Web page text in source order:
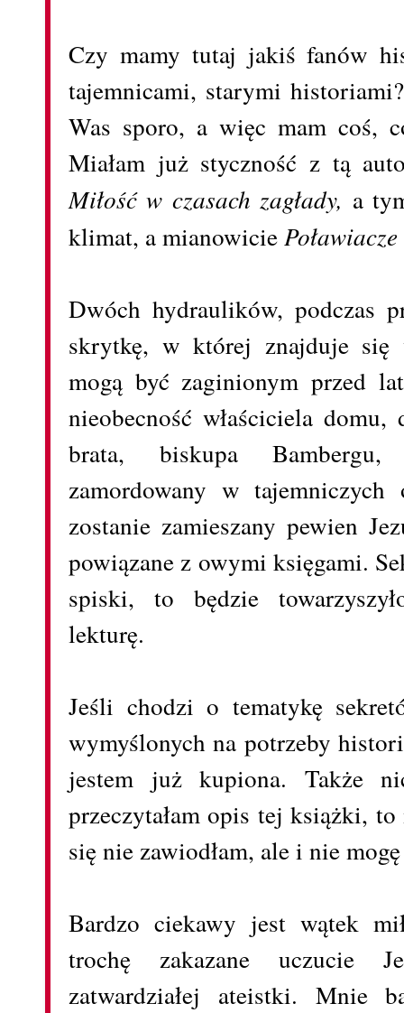
Czy mamy tutaj jakiś fanów
tajemnicami, starymi
Was sporo, a więc mam coś,
Miałam już styczność z tą
Miłość w czasach zagłady, a
klimat, a mianowicie
Dwóch hydraulików, podczas
skrytkę, w której znajduje się
mogą być zaginionym przed
nieobecność właściciela
brata, biskupa
zamordowany w
zostanie zamieszany pewien
powiązane z owymi księgami.
spiski, to będzie
lekturę.
Jeśli chodzi o tematykę
wymyślonych na potrzeby
jestem już kupiona. Także
przeczytałam opis tej książki,
się nie zawiodłam, ale i nie
Bardzo ciekawy jest wątek
trochę zakazane uczucie
zatwardziałej ateistki. Mnie